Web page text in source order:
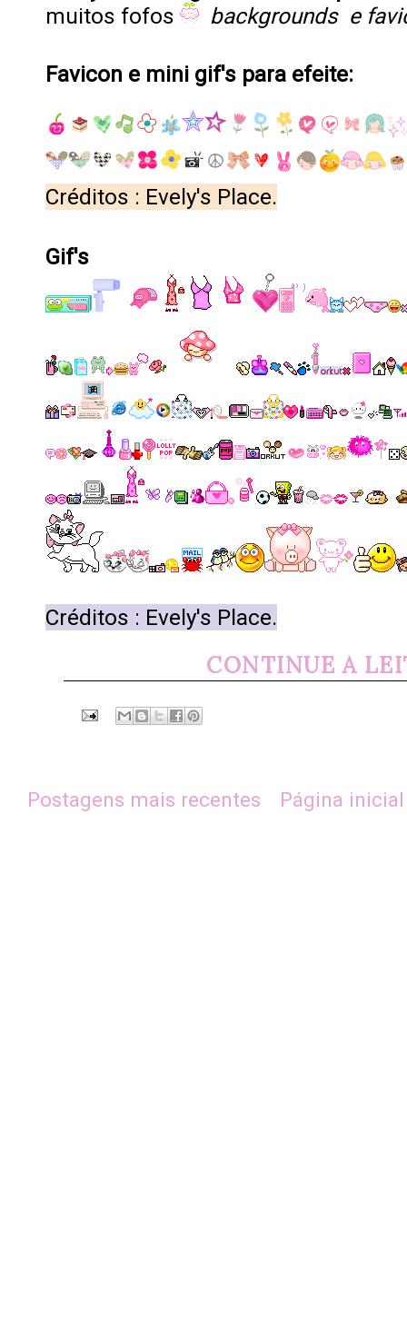
muitos fofos
backgrounds e
Favicon e mini gif's para efeite:
Créditos : Evely's Place.
Gif's
Créditos : Evely's Place.
CONTINUE A
Postagens mais recentes Página inicial